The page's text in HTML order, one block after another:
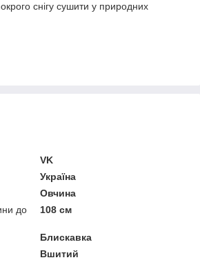
снігу сушити у природних
VK
Україна
Овчина
до
108 см
Блискавка
Вшитий